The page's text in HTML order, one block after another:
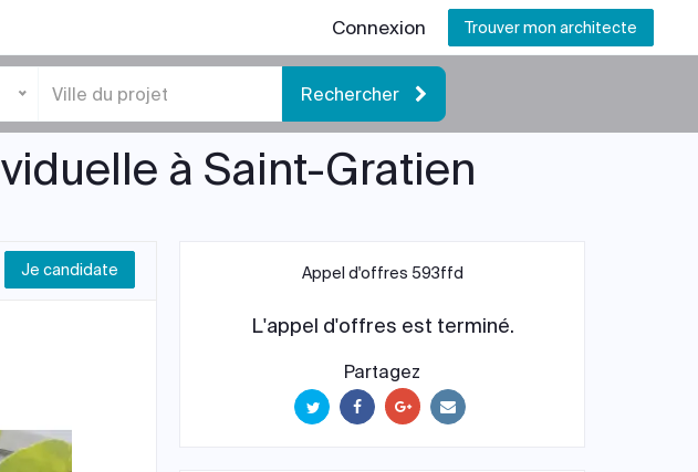
Connexion Trouver mon architecte
Rechercher
à Saint-Gratien
Appel d'offres 593ffd
L'appel d'offres est terminé.
Partagez
Je candidate